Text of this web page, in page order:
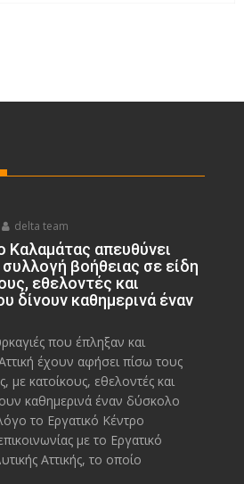
delta team
Καλαμάτας απευθύνει
βοήθειας σε είδη
εθελοντές και
δίνουν καθημερινά έναν
που έπληξαν και
έχουν αφήσει πίσω τους
με κατοίκους, εθελοντές και
καθημερινά έναν δύσκολο
το Εργατικό Κέντρο
με το Εργατικό
Αττικής, το οποίο